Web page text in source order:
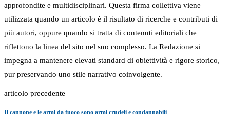
approfondite e multidisciplinari. Questa firma collettiva viene
utilizzata quando un articolo è il risultato di ricerche e contributi di
più autori, oppure quando si tratta di contenuti editoriali che
riflettono la linea del sito nel suo complesso. La Redazione si
impegna a mantenere elevati standard di obiettività e rigore storico,
pur preservando uno stile narrativo coinvolgente.
articolo precedente
Il cannone e le armi da fuoco sono armi crudeli e condannabili